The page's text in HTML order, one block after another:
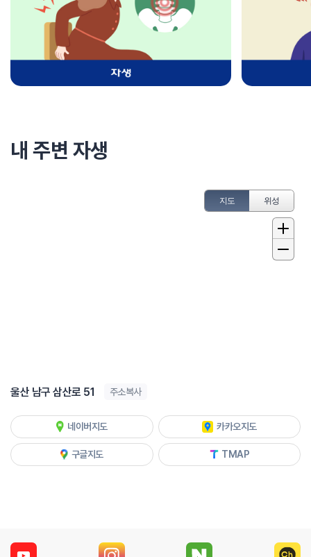
내 주변 자생
지도 위성
울산 남구 삼산로 51 주소복사
네이버지도 카카오지도
구글지도 TMAP